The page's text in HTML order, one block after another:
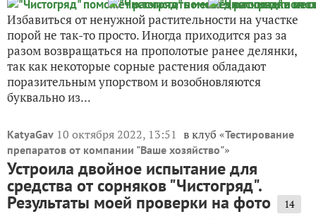
Избавиться от ненужной растительности на участке
порой не так-то просто. Иногда приходится раз за
разом возвращаться на прополотые ранее делянки,
так как некоторые сорные растения обладают
поразительным упорством и возобновляются
буквально из...
KatyaGav 10 октября 2022, 13:51 в клуб «Тестирование
препаратов от компании "Ваше хозяйство"»
Устроила двойное испытание для
средства от сорняков "Чистогряд".
Результаты моей проверки на фото 14